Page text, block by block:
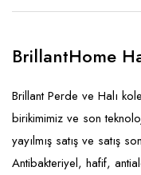
BrillantHome
Brillant Perde ve Halı
birikimimiz ve son
yayılmış satış ve satış
Antibakteriyel, hafif,